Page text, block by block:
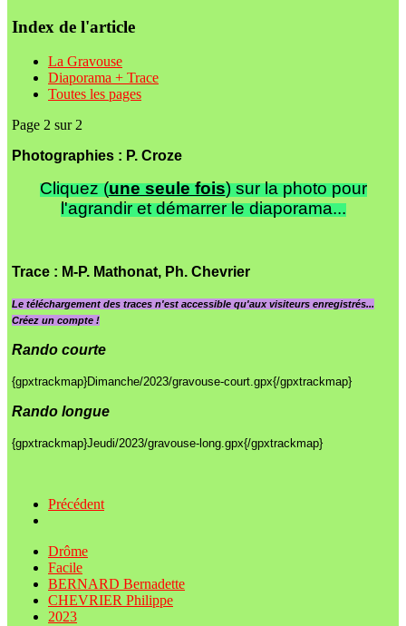
Index de l'article
La Gravouse
Diaporama + Trace
Toutes les pages
Page 2 sur 2
Photographies : P. Croze
Cliquez (une seule fois) sur la photo pour
l'agrandir et démarrer le diaporama...
Trace : M-P. Mathonat, Ph. Chevrier
Le téléchargement des traces n'est accessible qu'aux visiteurs enregistrés...
Créez un compte !
Rando courte
{gpxtrackmap}Dimanche/2023/gravouse-court.gpx{/gpxtrackmap}
Rando longue
{gpxtrackmap}Jeudi/2023/gravouse-long.gpx{/gpxtrackmap}
Précédent
Drôme
Facile
BERNARD Bernadette
CHEVRIER Philippe
2023